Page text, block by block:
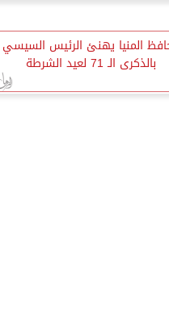
المنيا يهنئ الرئيس السيسي
بالذكرى الـ 71 لعيد الشرطة